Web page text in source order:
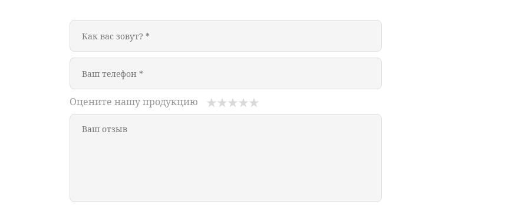
Оцените нашу продукцию